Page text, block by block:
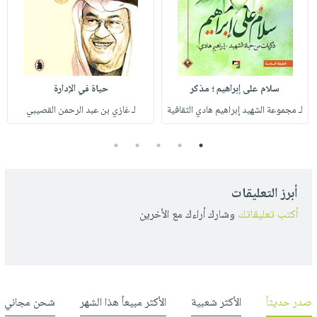
سلام على إبراهيم ؛ مذكر
لـ مجموعة الشهيد إبراهيم هادي الثقافية
حياة في الإدارة
لـ غازي بن عبد الرحمن القصيبي
1
2
3
4
5
أبرز التعليقات
أكتب تعليقاتك وشارك أراءك مع الأخرين
صدر حديثاً الأكثر شعبية الأكثر مبيعاً هذا الشهر شحن مجاني